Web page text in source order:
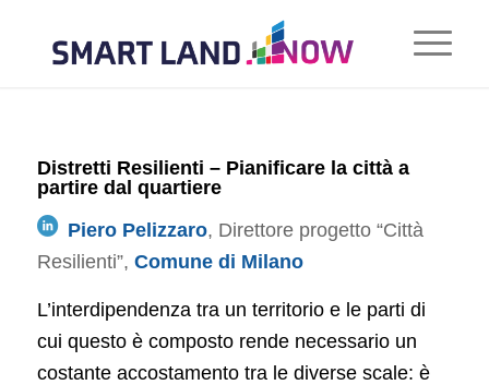
Distretti Resilienti – Pianificare la città a
partire dal quartiere
Piero Pelizzaro, Direttore progetto “Città
Resilienti”, Comune di Milano
L’interdipendenza tra un territorio e le parti di
cui questo è composto rende necessario un
costante accostamento tra le diverse scale: è